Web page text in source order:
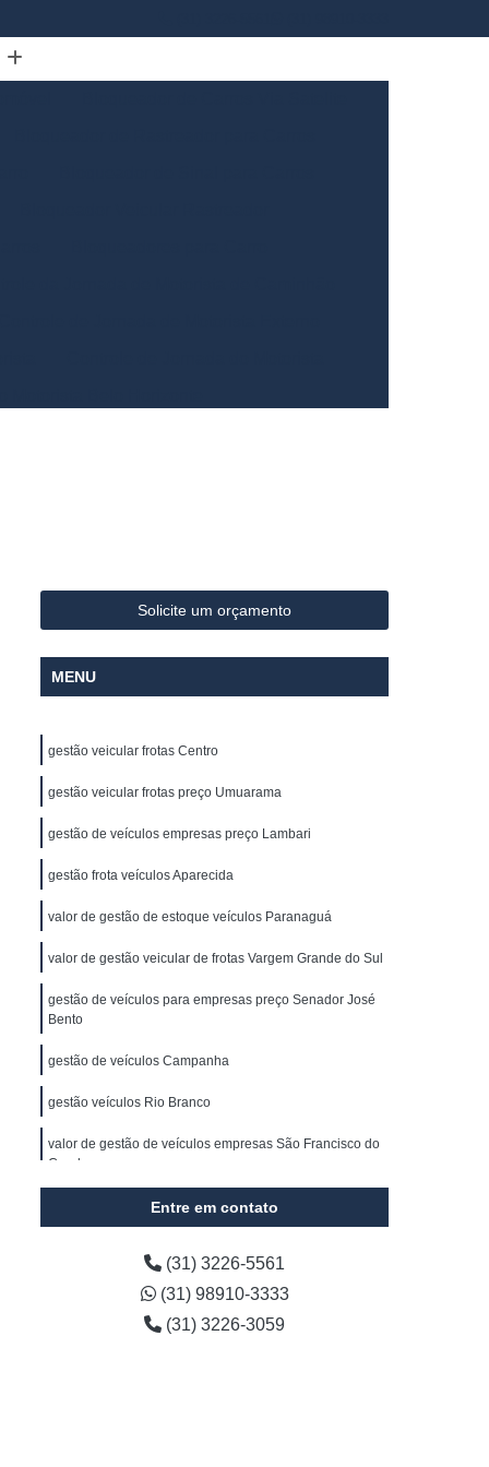
Controle de Frota Caminhões
Controle de Frota Minas Gerais
Controle e Gestão de Frotas
Empresa de Rastreamento de Carro
Empresa de Rastreamento de Veículo
Empresa Rastreador Veicular
de Veículos
Gerenciamento de Frota
Gerenciamento de Frota Caminhões
Gerenciamento de Frota de Carros
Gerenciamento de Frota de Veículos
Frota e Transportes
em Coleta de Resíduos
Gerenciamento de Frota Minas Gerais
Empresa de Gestão de Frota
Gestão de Frota Automóvel
Gestão de Frota Logística
Frotas Gps
Gestão de Estoque Veículos
Solicite um orçamento
MENU
gestão veicular frotas Centro
gestão veicular frotas preço Umuarama
gestão de veículos empresas preço Lambari
gestão frota veículos Aparecida
valor de gestão de estoque veículos Paranaguá
valor de gestão veicular de frotas Vargem Grande do Sul
gestão de veículos para empresas preço Senador José
Bento
gestão de veículos Campanha
gestão veículos Rio Branco
valor de gestão de veículos empresas São Francisco do
Conde
Entre em contato
(31) 3226-5561
(31) 98910-3333
(31) 3226-3059